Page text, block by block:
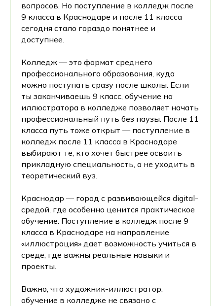
вопросов. Но поступление в колледж после
9 класса в Краснодаре и после 11 класса
сегодня стало гораздо понятнее и
доступнее.
Колледж — это формат среднего
профессионального образования, куда
можно поступать сразу после школы. Если
ты заканчиваешь 9 класс, обучение на
иллюстратора в колледже позволяет начать
профессиональный путь без паузы. После 11
класса путь тоже открыт — поступление в
колледж после 11 класса в Краснодаре
выбирают те, кто хочет быстрее освоить
прикладную специальность, а не уходить в
теоретический вуз.
Краснодар — город с развивающейся digital-
средой, где особенно ценится практическое
обучение. Поступление в колледж после 9
класса в Краснодаре на направление
«иллюстрация» дает возможность учиться в
среде, где важны реальные навыки и
проекты.
Важно, что художник-иллюстратор:
обучение в колледже не связано с